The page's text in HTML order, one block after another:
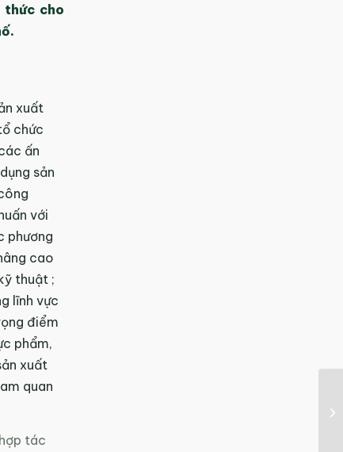
thức cho
xuất
chức
ấn
sản
với
phương
cao
thuật ;
lĩnh vực
điểm
phẩm,
xuất
quan
tác